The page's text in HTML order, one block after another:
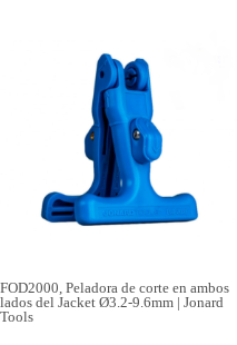
FOD2000, Peladora de corte en ambos
lados del Jacket Ø3.2-9.6mm | Jonard
Tools